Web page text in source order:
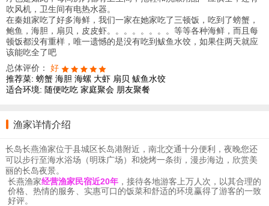
吹风机，卫生间有电热水器。
在秦姐家吃了好多海鲜，我们一家在她家吃了三顿饭，吃到了螃蟹，
鲍鱼，海胆，扇贝，皮皮虾。。。。。。。。等等各种海鲜，而且每
顿饭都没有重样，唯一遗憾的是没有吃到鲅鱼水饺，如果住两天就应
该能吃全了吧
总体评价： 好
推荐菜: 螃蟹 海胆 海螺 大虾 扇贝 鲅鱼水饺
适合环境: 随便吃吃 家庭聚会 朋友聚餐
渔家详情介绍
长岛长燕渔家位于县城区长岛港附近，南北交通十分便利，夜晚您还
可以步行至海水浴场（明珠广场）和烧烤一条街，漫步海边，欣赏美
丽的长岛夜景。
长燕渔家经营渔家民宿近20年 ，接待各地游客上万人次，以其合理的
价格、热情的服务、实惠可口的饭菜和舒适的环境赢得了游客的一致
好评。